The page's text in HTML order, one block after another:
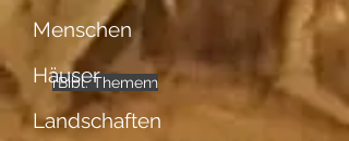
Menschen
mehrere
männl. Figuren
Bibl. Themen
Häuser
Landschaften